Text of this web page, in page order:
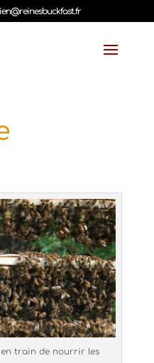
en train de nourrir les